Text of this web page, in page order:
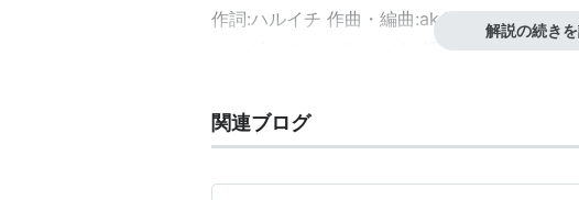
作詞:ハルイチ 作曲・編曲:ak.homma
サウダージ」はポルトガル語で「哀愁」「や
女性目線で別れゆく恋人との出会いと別れ、
うにつづり、
未練を残しながらも、やり切れない思いを"
解説の続き
関連ブログ